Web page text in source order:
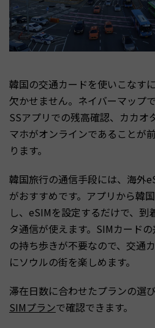
韓国の交通カードを使いこなす
欠かせません。ネイバーマップ
SSアプリでの残高確認、カカオ
マホがオンラインであることが
ります。
韓国旅行の通信手段には、海外
がおすすめです。アプリから韓
し、eSIMを設定するだけで、到
タ通信が使えます。SIMカード
の持ち歩きが不要なので、交通
にソウルの街を楽しめます。
滞在日数に合わせたプランの選び
SIMプランで確認できます。